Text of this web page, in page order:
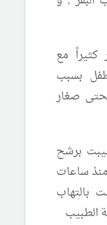
كثيراً مع
بسبب
صغار
برشح
ساعات
بالتهاب
الطبيب